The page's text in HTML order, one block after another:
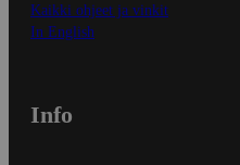
Kaikki ohjeet ja vinkit
In English
Info